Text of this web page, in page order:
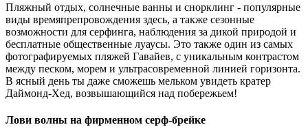
Пляжный отдых, солнечные ванны и снорклинг - популярные
виды времяпрепровождения здесь, а также сезонные
возможности для серфинга, наблюдения за дикой природой и
бесплатные общественные луаусы. Это также один из самых
фотографируемых пляжей Гавайев, с уникальным контрастом
между песком, морем и ультрасовременной линией горизонта.
В ясный день ты даже сможешь мельком увидеть кратер
Даймонд-Хед, возвышающийся над побережьем!
Лови волны на фирменном серф-брейке